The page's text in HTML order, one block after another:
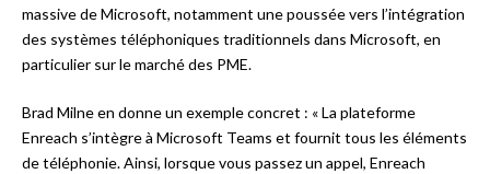
massive de Microsoft, notamment une poussée vers l’intégration
des systèmes téléphoniques traditionnels dans Microsoft, en
particulier sur le marché des PME.
Brad Milne en donne un exemple concret : « La plateforme
Enreach s’intègre à Microsoft Teams et fournit tous les éléments
de téléphonie. Ainsi, lorsque vous passez un appel, Enreach